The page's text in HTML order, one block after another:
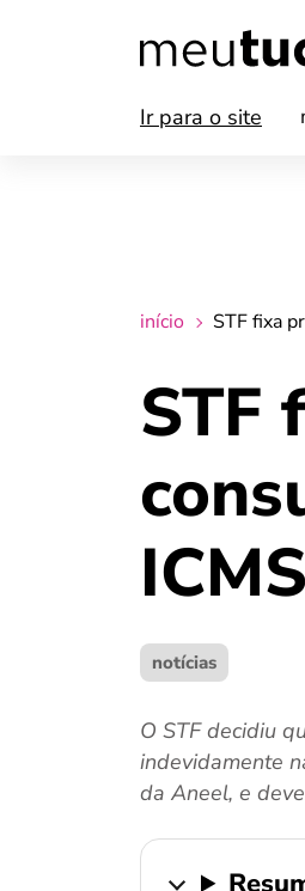
Ir para o site
início STF fixa
STF
notícias
O STF decidiu
indevidamente
da Aneel, e